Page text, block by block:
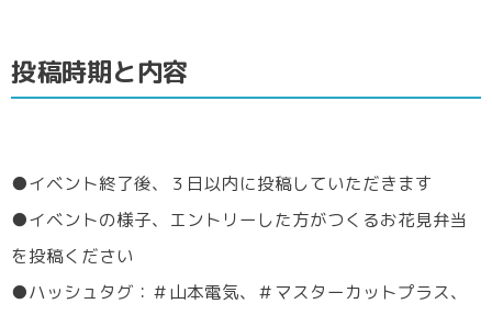
投稿時期と内容
●イベント終了後、３日以内に投稿していただきます
●イベントの様子、エントリーした方がつくるお花見弁当
を投稿ください
●ハッシュタグ：＃山本電気、＃マスターカットプラス、